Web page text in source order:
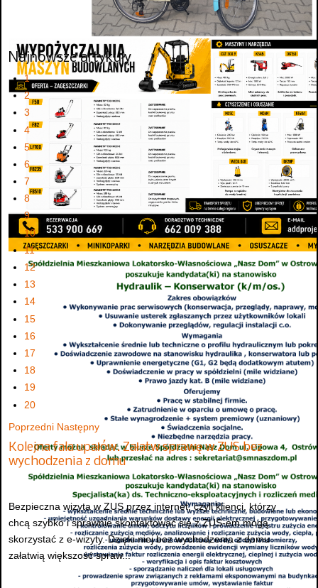
Najnowsze artykuły
1
2
3
4
5
6
7
8
9
10
11
12
13
14
15
16
17
18
19
20
Poprzedni Następny
Kolejna fala upałów. Załatw sprawę w ZUS bez
wychodzenia z domu
Bezpieczna wizyta w ZUS przez internet, czyli klienci, którzy
chcą szybko i sprawnie skontaktować się z ZUS-em mogą
skorzystać z e-wizyty. Dzięki niej bez wychodzenia z domu
załatwią większość spraw...